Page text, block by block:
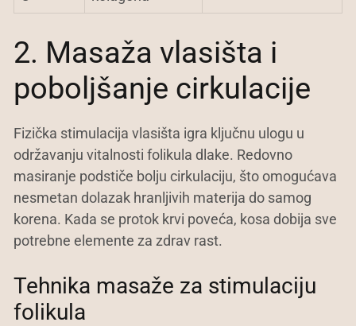
2. Masaža vlasišta i
poboljšanje cirkulacije
Fizička stimulacija vlasišta igra ključnu ulogu u
održavanju vitalnosti folikula dlake. Redovno
masiranje podstiče bolju cirkulaciju, što omogućava
nesmetan dolazak hranljivih materija do samog
korena. Kada se protok krvi poveća, kosa dobija sve
potrebne elemente za zdrav rast.
Tehnika masaže za stimulaciju
folikula